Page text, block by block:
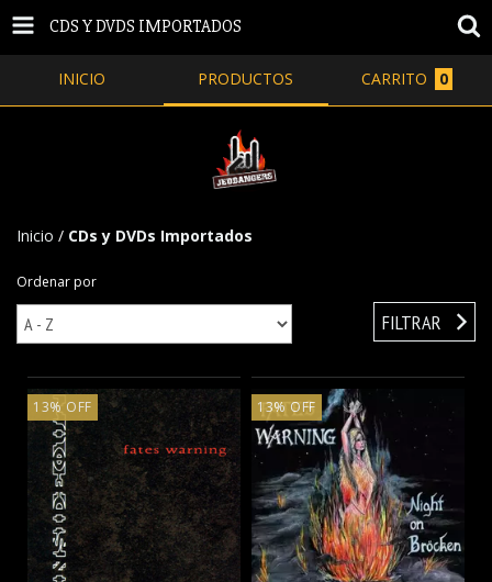
CDS Y DVDS IMPORTADOS
INICIO PRODUCTOS CARRITO 0
Inicio / CDs y DVDs Importados
Ordenar por
FILTRAR
13% OFF 13%OFF